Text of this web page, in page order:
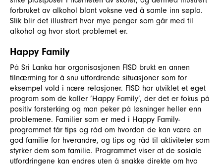
forbruket av alkohol blant voksne ved å samle inn søpla.
Slik blir det illustrert hvor mye penger som går med til
alkohol og hvor stort problemet er.
Happy Family
På Sri Lanka har organisasjonen FISD brukt en annen
tilnærming for å snu utfordrende situasjoner som for
eksempel vold i nære relasjoner. FISD har utviklet et eget
program som de kaller ‘Happy Family’, der det er fokus på
positiv forsterking og man peker på løsninger heller enn
problemene. Familier som er med i Happy Family-
programmet får tips og råd om hvordan de kan være en
god familie for hverandre, og tips og råd til aktiviteter som
styrker dem som familie. Programmet viser at de sosiale
utfordringene kan endres uten å snakke direkte om hva